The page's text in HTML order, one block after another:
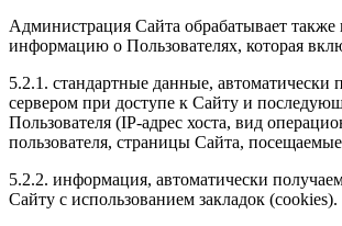
Администрация Сайта обрабатывает
информацию о Пользователях, которая
5.2.1. стандартные данные, автоматически
сервером при доступе к Сайту и
Пользователя (IP-адрес хоста, вид
пользователя, страницы Сайта,
5.2.2. информация, автоматически
Сайту с использованием закладок (cookies).